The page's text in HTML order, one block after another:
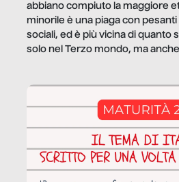
abbiano compiuto la maggiore
minorile è una piaga con
sociali, ed è più vicina di quanto
solo nel Terzo mondo, ma